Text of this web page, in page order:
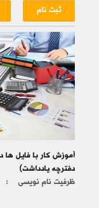
ثبت نام
دفترچه یادداشت)
ظرفیت نام نویسی :